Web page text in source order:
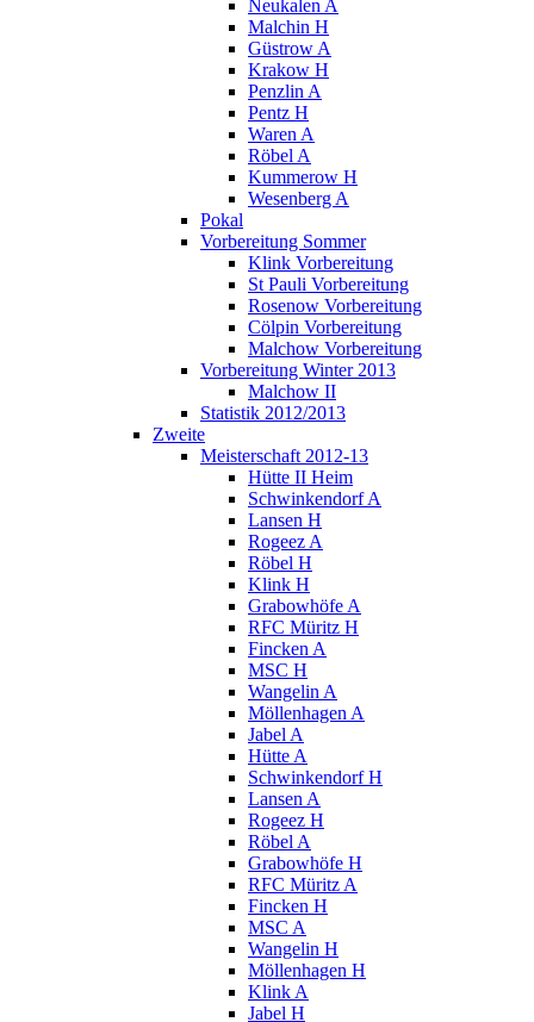
Neukalen A
Malchin H
Güstrow A
Krakow H
Penzlin A
Pentz H
Waren A
Röbel A
Kummerow H
Wesenberg A
Pokal
Vorbereitung Sommer
Klink Vorbereitung
St Pauli Vorbereitung
Rosenow Vorbereitung
Cölpin Vorbereitung
Malchow Vorbereitung
Vorbereitung Winter 2013
Malchow II
Statistik 2012/2013
Zweite
Meisterschaft 2012-13
Hütte II Heim
Schwinkendorf A
Lansen H
Rogeez A
Röbel H
Klink H
Grabowhöfe A
RFC Müritz H
Fincken A
MSC H
Wangelin A
Möllenhagen A
Jabel A
Hütte A
Schwinkendorf H
Lansen A
Rogeez H
Röbel A
Grabowhöfe H
RFC Müritz A
Fincken H
MSC A
Wangelin H
Möllenhagen H
Klink A
Jabel H